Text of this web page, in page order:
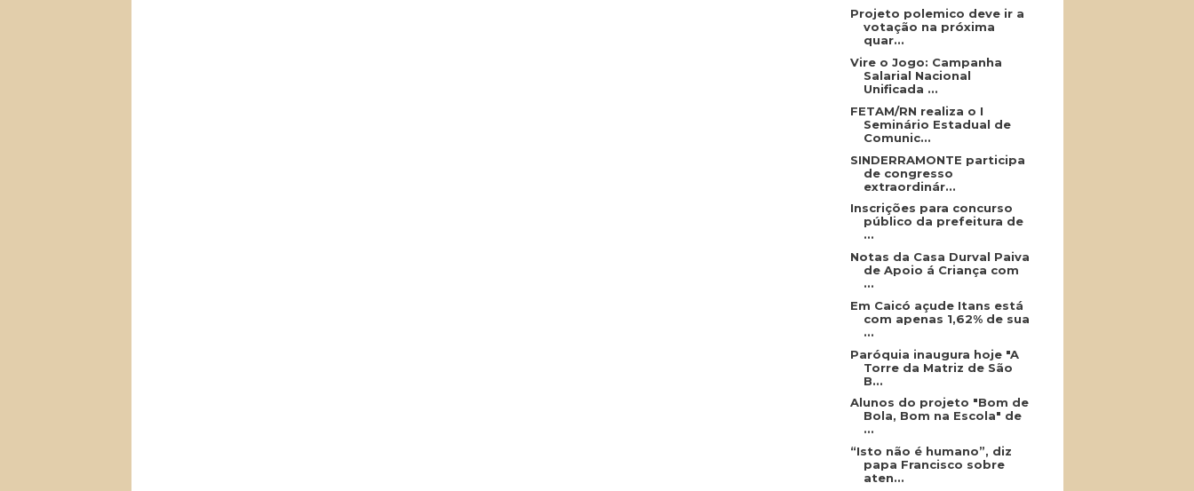
Projeto polemico deve ir a
votação na próxima
quar...
Vire o Jogo: Campanha
Salarial Nacional
Unificada ...
FETAM/RN realiza o I
Seminário Estadual de
Comunic...
SINDERRAMONTE participa
de congresso
extraordinár...
Inscrições para concurso
público da prefeitura de
...
Notas da Casa Durval Paiva
de Apoio á Criança com
...
Em Caicó açude Itans está
com apenas 1,62% de sua
...
Paróquia inaugura hoje "A
Torre da Matriz de São
B...
Alunos do projeto "Bom de
Bola, Bom na Escola" de
...
“Isto não é humano”, diz
papa Francisco sobre
aten...